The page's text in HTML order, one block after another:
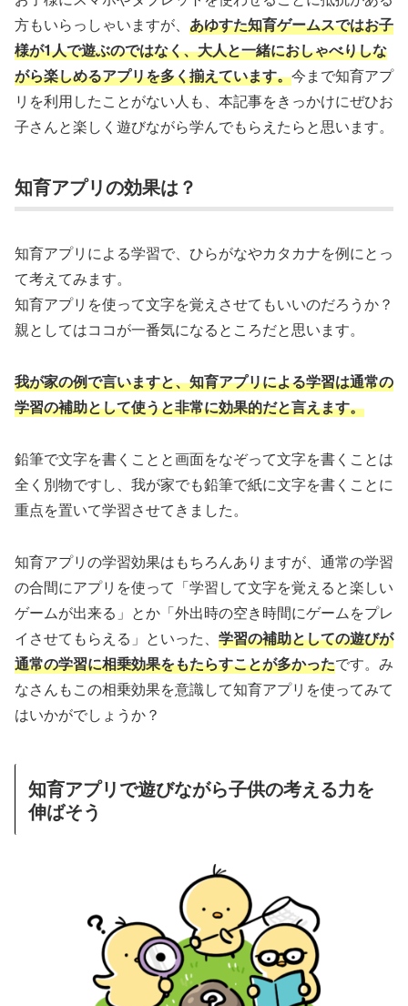
方もいらっしゃいますが、 あゆすた知育ゲームスではお子
様が1人で遊ぶのではなく、大人と一緒におしゃべりしな
がら楽しめるアプリを多く揃えています。今まで知育アプ
リを利用したことがない人も、本記事をきっかけにぜひお
子さんと楽しく遊びながら学んでもらえたらと思います。
知育アプリの効果は？
知育アプリによる学習で、ひらがなやカタカナを例にとっ
て考えてみます。
知育アプリを使って文字を覚えさせてもいいのだろうか？
親としてはココが一番気になるところだと思います。
我が家の例で言いますと、知育アプリによる学習は通常の
学習の補助として使うと非常に効果的だと言えます。
鉛筆で文字を書くことと画面をなぞって文字を書くことは
全く別物ですし、我が家でも鉛筆で紙に文字を書くことに
重点を置いて学習させてきました。
知育アプリの学習効果はもちろんありますが、通常の学習
の合間にアプリを使って「学習して文字を覚えると楽しい
ゲームが出来る」とか「外出時の空き時間にゲームをプレ
イさせてもらえる」といった、 学習の補助としての遊びが
通常の学習に相乗効果をもたらすことが多かったです。み
なさんもこの相乗効果を意識して知育アプリを使ってみて
はいかがでしょうか？
知育アプリで遊びながら子供の考える力を
伸ばそう